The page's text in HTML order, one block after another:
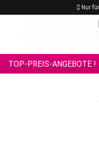
Nur
TOP-PREIS-ANGEBOTE !
XV. EDELSTAHL -